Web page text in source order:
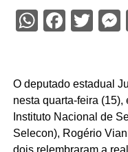
O deputado estadual
nesta quarta-feira
Instituto Nacional de
Selecon), Rogério
dois relembraram a